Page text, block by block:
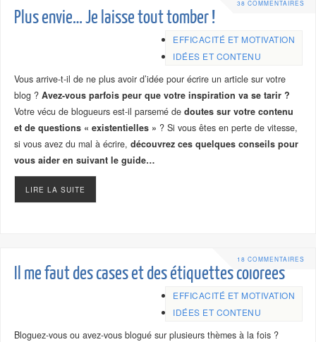
38 COMMENTAIRES
Plus envie… Je laisse tout tomber !
EFFICACITÉ ET MOTIVATION
IDÉES ET CONTENU
Vous arrive-t-il de ne plus avoir d’idée pour écrire un article sur votre
blog ? Avez-vous parfois peur que votre inspiration va se tarir ?
Votre vécu de blogueurs est-il parsemé de doutes sur votre contenu
et de questions « existentielles » ? Si vous êtes en perte de vitesse,
si vous avez du mal à écrire, découvrez ces quelques conseils pour
vous aider en suivant le guide…
LIRE LA SUITE
18 COMMENTAIRES
Il me faut des cases et des étiquettes colorées
EFFICACITÉ ET MOTIVATION
IDÉES ET CONTENU
Bloguez-vous ou avez-vous blogué sur plusieurs thèmes à la fois ?